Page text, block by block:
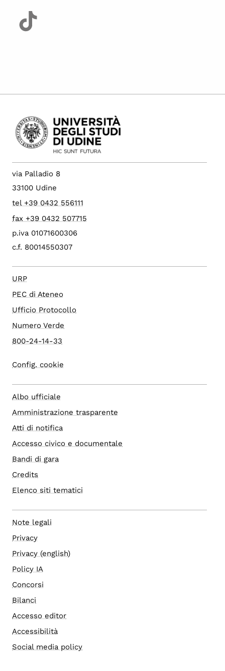
via Palladio 8
33100 Udine
tel +39 0432 556111
fax +39 0432 507715
p.iva 01071600306
c.f. 80014550307
URP
PEC di Ateneo
Ufficio Protocollo
Numero Verde
800-24-14-33
Config. cookie
Albo ufficiale
Amministrazione trasparente
Atti di notifica
Accesso civico e documentale
Bandi di gara
Credits
Elenco siti tematici
Note legali
Privacy
Privacy (english)
Policy IA
Concorsi
Bilanci
Accesso editor
Accessibilità
Social media policy